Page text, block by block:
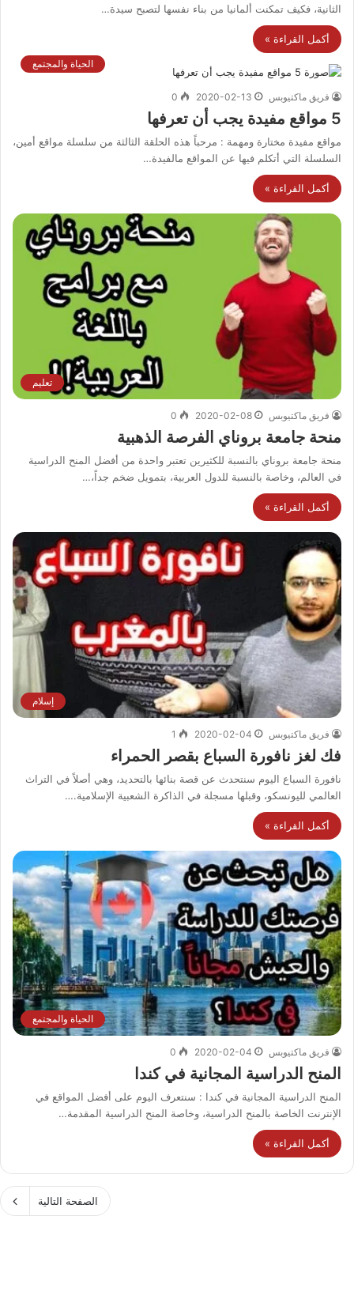
الثانية، فكيف تمكنت ألمانيا من بناء نفسها لتصبح سيدة…
أكمل القراءة »
الحياة والمجتمع
فريق ماكتيوبس 2020-02-13
0
5 مواقع مفيدة يجب أن تعرفها
مواقع مفيدة مختارة ومهمة : مرحباً هذه الحلقة الثالثة من سلسلة مواقع أمين،
السلسلة التي أتكلم فيها عن المواقع مالفيدة…
أكمل القراءة »
تعليم
فريق ماكتيوبس 2020-02-08
0
منحة جامعة بروناي الفرصة الذهبية
منحة جامعة بروناي بالنسبة للكثيرين تعتبر واحدة من أفضل المنح الدراسية
في العالم، وخاصة بالنسبة للدول العربية، بتمويل ضخم جداً،…
أكمل القراءة »
إسلام
فريق ماكتيوبس 2020-02-04
1
فك لغز نافورة السباع بقصر الحمراء
نافورة السباع اليوم سنتحدث عن قصة بنائها بالتحديد، وهي أصلاً في التراث
العالمي لليونسكو، وقبلها مسجلة في الذاكرة الشعبية الإسلامية.…
أكمل القراءة »
الحياة والمجتمع
فريق ماكتيوبس 2020-02-04
0
المنح الدراسية المجانية في كندا
المنح الدراسية المجانية في كندا : سنتعرف اليوم على أفضل المواقع في
الإنترنت الخاصة بالمنح الدراسية، وخاصة المنح الدراسية المقدمة…
أكمل القراءة »
الصفحة التالية